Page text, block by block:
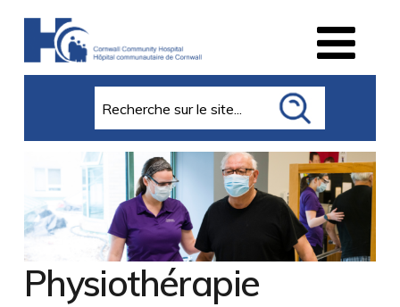
Physiothérapie